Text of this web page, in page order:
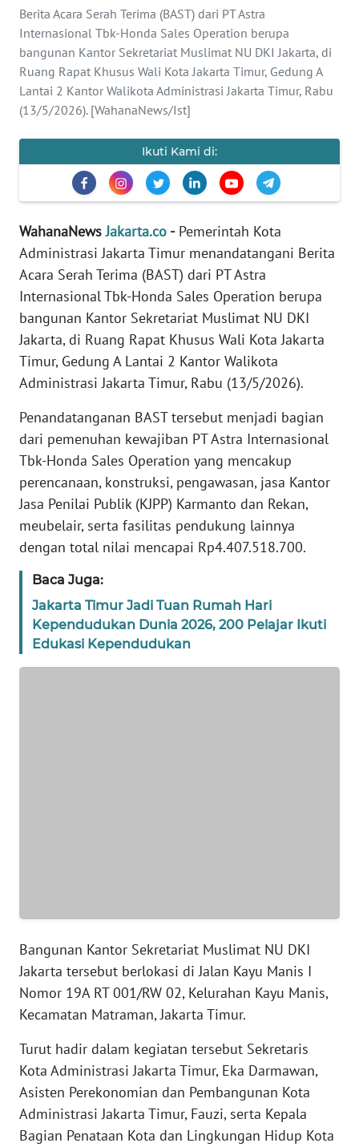
Berita Acara Serah Terima (BAST) dari PT Astra
Internasional Tbk-Honda Sales Operation berupa
bangunan Kantor Sekretariat Muslimat NU DKI Jakarta, di
Ruang Rapat Khusus Wali Kota Jakarta Timur, Gedung A
Lantai 2 Kantor Walikota Administrasi Jakarta Timur, Rabu
(13/5/2026). [WahanaNews/Ist]
Ikuti Kami di:
WahanaNewsJakarta.co -Pemerintah Kota
Administrasi Jakarta Timur menandatangani Berita
Acara Serah Terima (BAST) dari PT Astra
Internasional Tbk-Honda Sales Operation berupa
bangunan Kantor Sekretariat Muslimat NU DKI
Jakarta, di Ruang Rapat Khusus Wali Kota Jakarta
Timur, Gedung A Lantai 2 Kantor Walikota
Administrasi Jakarta Timur, Rabu (13/5/2026).
Penandatanganan BAST tersebut menjadi bagian
dari pemenuhan kewajiban PT Astra Internasional
Tbk-Honda Sales Operation yang mencakup
perencanaan, konstruksi, pengawasan, jasa Kantor
Jasa Penilai Publik (KJPP) Karmanto dan Rekan,
meubelair, serta fasilitas pendukung lainnya
dengan total nilai mencapai Rp4.407.518.700.
Baca Juga:
Jakarta Timur Jadi Tuan Rumah Hari
Kependudukan Dunia 2026, 200 Pelajar Ikuti
Edukasi Kependudukan
Bangunan Kantor Sekretariat Muslimat NU DKI
Jakarta tersebut berlokasi di Jalan Kayu Manis I
Nomor 19A RT 001/RW 02, Kelurahan Kayu Manis,
Kecamatan Matraman, Jakarta Timur.
Turut hadir dalam kegiatan tersebut Sekretaris
Kota Administrasi Jakarta Timur, Eka Darmawan,
Asisten Perekonomian dan Pembangunan Kota
Administrasi Jakarta Timur, Fauzi, serta Kepala
Bagian Penataan Kota dan Lingkungan Hidup Kota
TENTANG
KAMI
PEDOMAN
MEDIA
DISCLAIMER
Wahana
News
Regional
WN
SUMUT
JAKARTA
WN
JABAR
WN
WN
NTT
WN
WN
WN
JAMBI
SULTRA
WN
NTB